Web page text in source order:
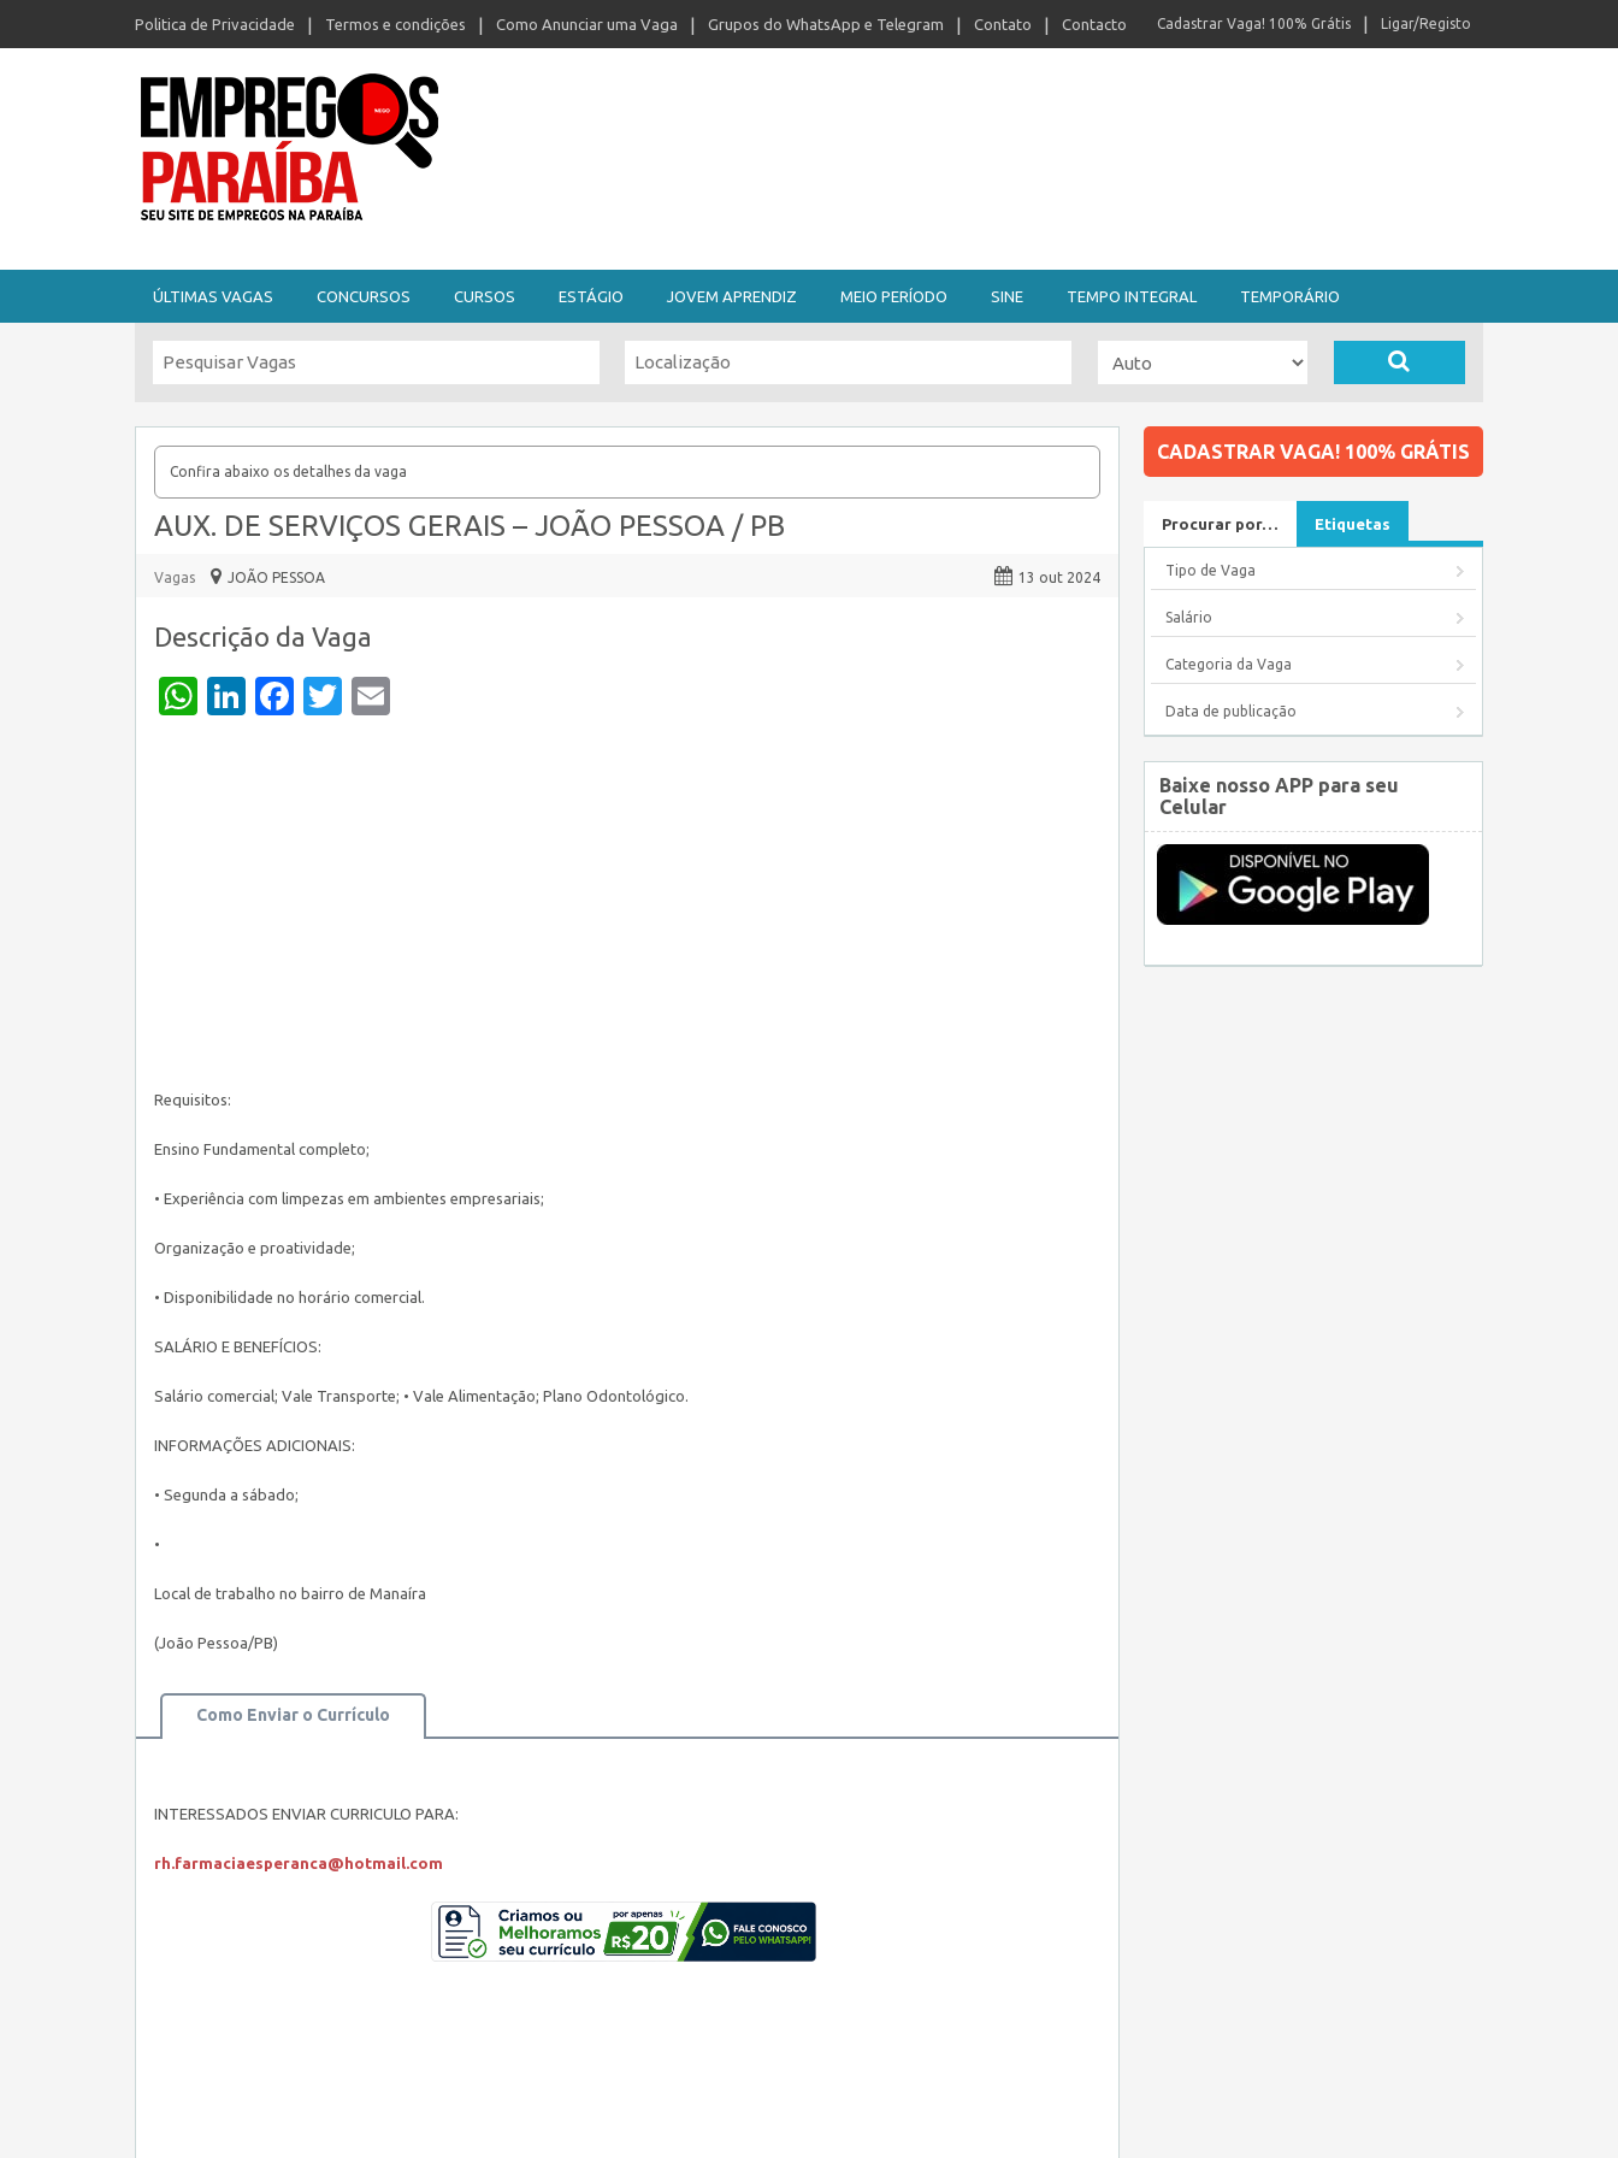
Politica de Privacidade Termos e condições Como Anunciar uma Vaga Grupos do WhatsApp e Telegram Contato Contacto Ligar/Registo
Cadastrar Vaga! 100% Grátis
ÚLTIMAS VAGAS CONCURSOS CURSOS ESTÁGIO JOVEM APRENDIZ MEIO PERÍODO SINE TEMPO INTEGRAL TEMPORÁRIO
Confira abaixo os detalhes da vaga
AUX. DE SERVIÇOS GERAIS – JOÃO PESSOA / PB
Vagas JOÃO PESSOA 13 out 2024
Descrição da Vaga
WhatsApp
LinkedIn
Facebook
Twitter
Requisitos:
Ensino Fundamental completo;
• Experiência com limpezas em ambientes empresariais;
Organização e proatividade;
• Disponibilidade no horário comercial.
SALÁRIO E BENEFÍCIOS:
Salário comercial; Vale Transporte; • Vale Alimentação; Plano Odontológico.
INFORMAÇÕES ADICIONAIS:
• Segunda a sábado;
•
Local de trabalho no bairro de Manaíra
(João Pessoa/PB)
Como Enviar o Currículo
INTERESSADOS ENVIAR CURRICULO PARA:
rh.farmaciaesperanca@hotmail.com
CADASTRAR VAGA! 100% GRÁTIS
Procurar por… Etiquetas
Tipo de Vaga
Salário
Categoria da Vaga
Data de publicação
Baixe nosso APP para seu
Celular